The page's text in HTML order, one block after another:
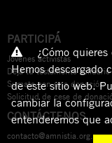
PARTICIPÁ
Jóvenes activistas
Dejá tu testamento solidario
Sumate con una donación
Solicitud de cese de
CONTÁCTENOS
contacto@amnistia.org.ar
¿Cómo
Hemos descargado
de este sitio web.
cambiar la
entenderemos que